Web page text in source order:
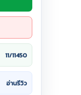
11/11450
อ่านรีวิว